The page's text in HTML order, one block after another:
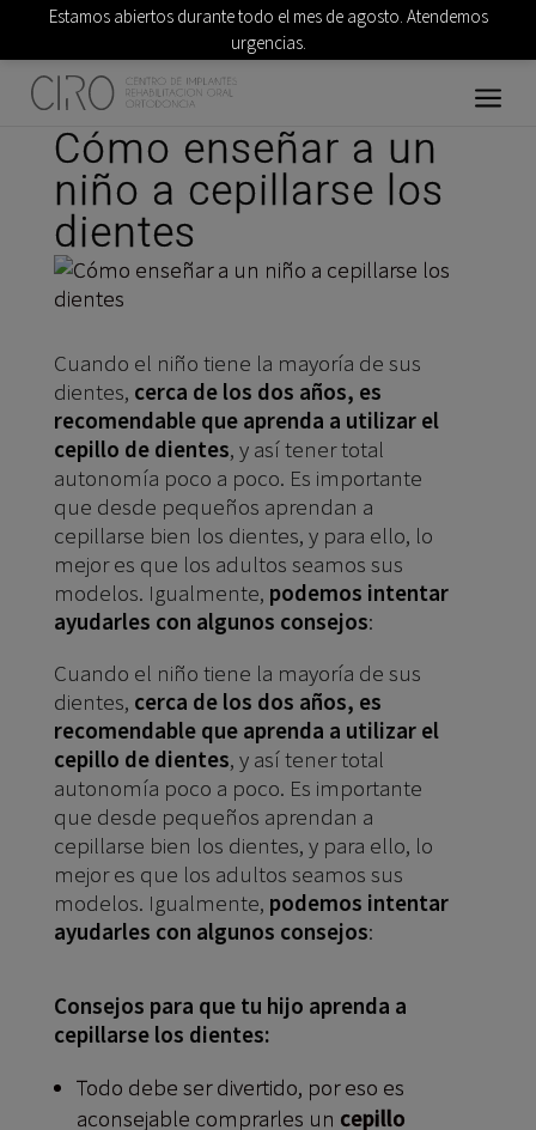
Cómo enseñar a un
niño a cepillarse los
dientes
Cuando el niño tiene la mayoría de sus
dientes, cerca de los dos años, es
recomendable que aprenda a utilizar el
cepillo de dientes, y así tener total
autonomía poco a poco. Es importante
que desde pequeños aprendan a
cepillarse bien los dientes, y para ello, lo
mejor es que los adultos seamos sus
modelos. Igualmente, podemos intentar
ayudarles con algunos consejos:
Cuando el niño tiene la mayoría de sus
dientes, cerca de los dos años, es
recomendable que aprenda a utilizar el
cepillo de dientes, y así tener total
autonomía poco a poco. Es importante
que desde pequeños aprendan a
cepillarse bien los dientes, y para ello, lo
mejor es que los adultos seamos sus
modelos. Igualmente, podemos intentar
ayudarles con algunos consejos:
Consejos para que tu hijo aprenda a
cepillarse los dientes:
Todo debe ser divertido, por eso es
aconsejable comprarles un cepillo
Estamos abiertos durante todo el mes de agosto. Atendemos
urgencias.